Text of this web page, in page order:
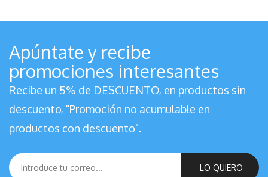
Apúntate y recibe
promociones interesantes
Recibe un 5% de DESCUENTO, en productos sin
descuento, "Promoción no acumulable en
productos con descuento".
LO QUIERO